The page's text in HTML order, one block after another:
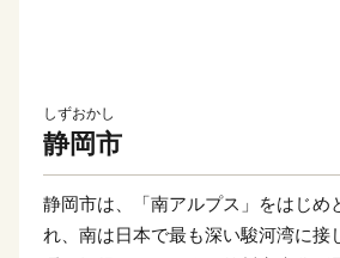
しずおかし
静岡市
静岡市は、「南アルプス」をはじめ
れ、南は日本で最も深い駿河湾に接